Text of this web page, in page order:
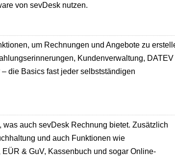
von sevDesk nutzen.
um Rechnungen und Angebote zu
Kundenverwaltung, DATEV
die Basics fast jeder selbstständigen
auch sevDesk Rechnung bietet. Zusätzlich
und auch Funktionen wie
& GuV, Kassenbuch und sogar Online-